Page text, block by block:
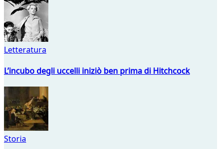
Letteratura
L’incubo degli uccelli iniziò ben prima di Hitchcock
Storia